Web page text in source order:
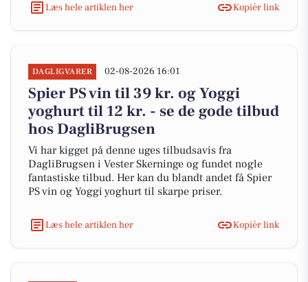
Læs hele artiklen her
Kopiér link
DAGLIGVARER 02-08-2026 16:01
Spier PS vin til 39 kr. og Yoggi
yoghurt til 12 kr. - se de gode tilbud
hos DagliBrugsen
Vi har kigget på denne uges tilbudsavis fra
DagliBrugsen i Vester Skerninge og fundet nogle
fantastiske tilbud. Her kan du blandt andet få Spier
PS vin og Yoggi yoghurt til skarpe priser.
Læs hele artiklen her Kopiér link